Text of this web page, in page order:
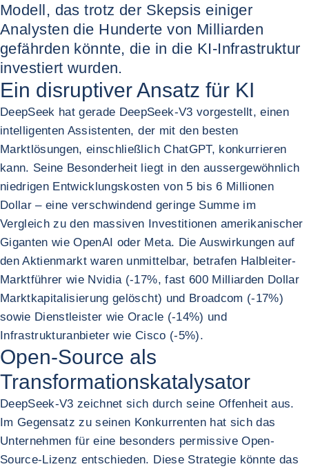
Modell, das trotz der Skepsis einiger
Analysten die Hunderte von Milliarden
gefährden könnte, die in die KI-Infrastruktur
investiert wurden.
Ein disruptiver Ansatz für KI
DeepSeek hat gerade DeepSeek-V3 vorgestellt, einen
intelligenten Assistenten, der mit den besten
Marktlösungen, einschließlich ChatGPT, konkurrieren
kann. Seine Besonderheit liegt in den aussergewöhnlich
niedrigen Entwicklungskosten von 5 bis 6 Millionen
Dollar – eine verschwindend geringe Summe im
Vergleich zu den massiven Investitionen amerikanischer
Giganten wie OpenAI oder Meta. Die Auswirkungen auf
den Aktienmarkt waren unmittelbar, betrafen Halbleiter-
Marktführer wie Nvidia (-17%, fast 600 Milliarden Dollar
Marktkapitalisierung gelöscht) und Broadcom (-17%)
sowie Dienstleister wie Oracle (-14%) und
Infrastrukturanbieter wie Cisco (-5%).
Open-Source als
Transformationskatalysator
DeepSeek-V3 zeichnet sich durch seine Offenheit aus.
Im Gegensatz zu seinen Konkurrenten hat sich das
Unternehmen für eine besonders permissive Open-
Source-Lizenz entschieden. Diese Strategie könnte das